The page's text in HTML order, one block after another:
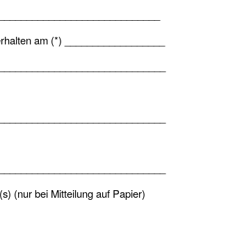
am (*) __________________
(nur bei Mitteilung auf Papier)